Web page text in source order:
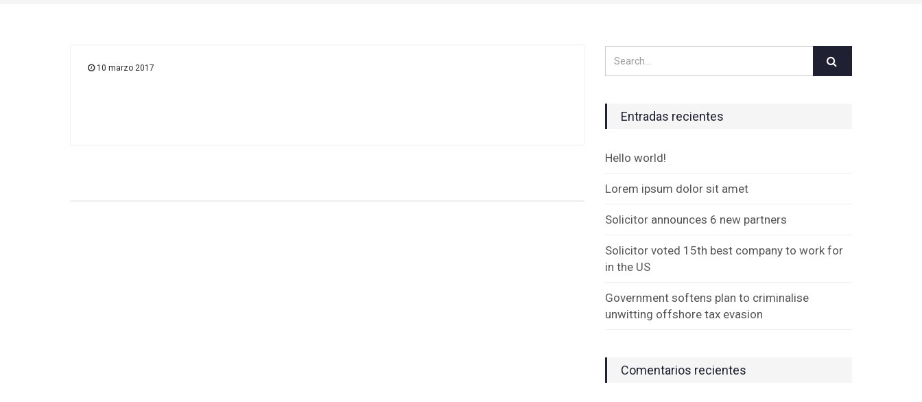
10 marzo 2017
Entradas recientes
Hello world!
Lorem ipsum dolor sit amet
Solicitor announces 6 new partners
Solicitor voted 15th best company to work for
in the US
Government softens plan to criminalise
unwitting offshore tax evasion
Comentarios recientes